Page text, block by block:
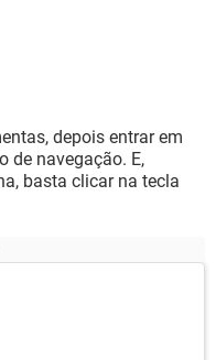
depois entrar em
de navegação. E,
basta clicar na tecla